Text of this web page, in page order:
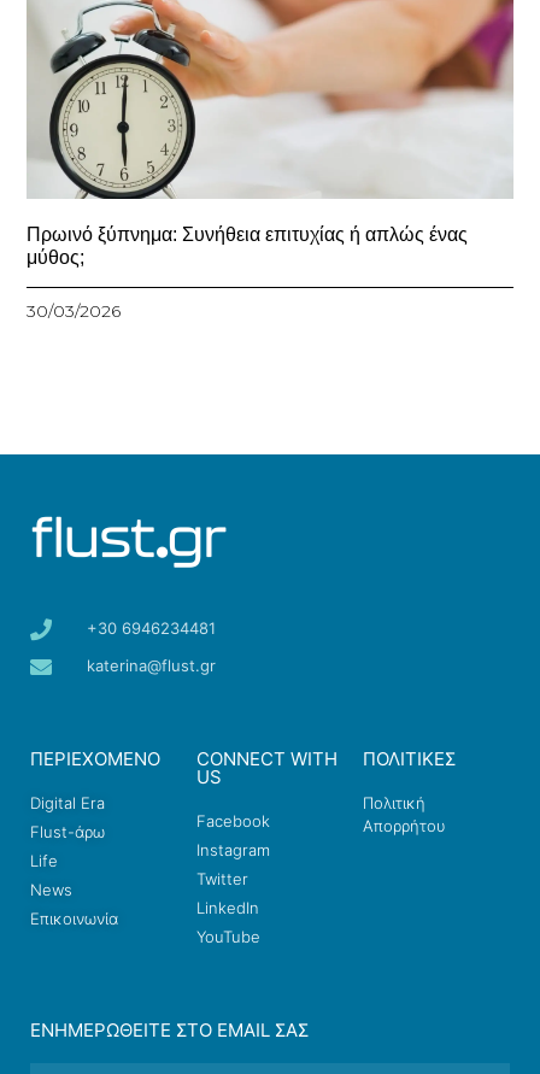
Πρωινό ξύπνημα: Συνήθεια επιτυχίας ή απλώς ένας
μύθος;
30/03/2026
+30 6946234481
katerina@flust.gr
ΠΕΡΙΕΧΟΜΕΝΟ
Digital Era
Flust-άρω
Life
News
Επικοινωνία
CONNECT WITH
US
Facebook
Instagram
Twitter
LinkedIn
YouTube
ΠΟΛΙΤΙΚΕΣ
Πολιτική
Απορρήτου
ΕΝΗΜΕΡΩΘΕΊΤΕ ΣΤΟ EMAIL ΣΑΣ